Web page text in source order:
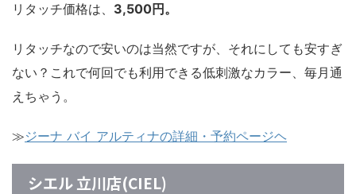
リタッチ価格は、 3,500円。
リタッチなので安いのは当然ですが、それにしても安すぎ
ない？これで何回でも利用できる低刺激なカラー、毎月通
えちゃう。
≫ジーナ バイ アルティナの詳細・予約ページヘ
シエル 立川店(CIEL)